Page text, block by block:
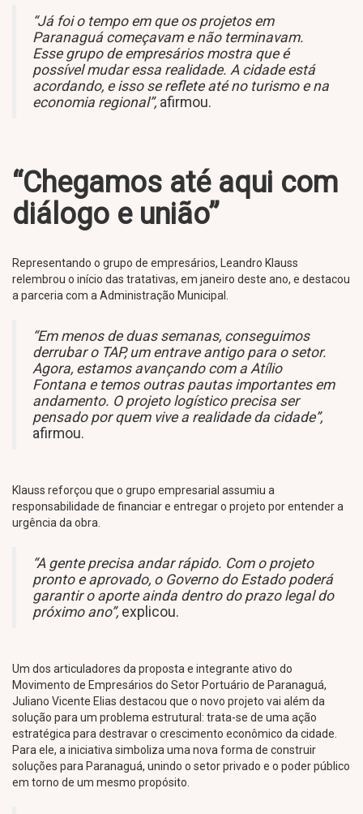
“Já foi o tempo em que os projetos em
Paranaguá começavam e não terminavam.
Esse grupo de empresários mostra que é
possível mudar essa realidade. A cidade está
acordando, e isso se reflete até no turismo e na
economia regional”, afirmou.
“Chegamos até aqui com
diálogo e união”
Representando o grupo de empresários, Leandro Klauss
relembrou o início das tratativas, em janeiro deste ano, e destacou
a parceria com a Administração Municipal.
“Em menos de duas semanas, conseguimos
derrubar o TAP, um entrave antigo para o setor.
Agora, estamos avançando com a Atílio
Fontana e temos outras pautas importantes em
andamento. O projeto logístico precisa ser
pensado por quem vive a realidade da cidade”,
afirmou.
Klauss reforçou que o grupo empresarial assumiu a
responsabilidade de financiar e entregar o projeto por entender a
urgência da obra.
“A gente precisa andar rápido. Com o projeto
pronto e aprovado, o Governo do Estado poderá
garantir o aporte ainda dentro do prazo legal do
próximo ano”, explicou.
Um dos articuladores da proposta e integrante ativo do
Movimento de Empresários do Setor Portuário de Paranaguá,
Juliano Vicente Elias destacou que o novo projeto vai além da
solução para um problema estrutural: trata-se de uma ação
estratégica para destravar o crescimento econômico da cidade.
Para ele, a iniciativa simboliza uma nova forma de construir
soluções para Paranaguá, unindo o setor privado e o poder público
em torno de um mesmo propósito.